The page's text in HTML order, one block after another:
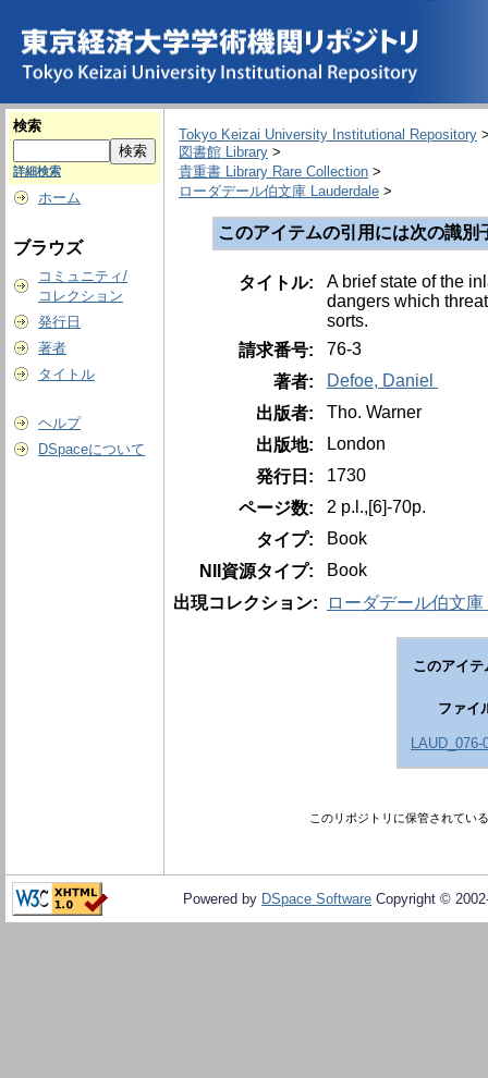
検索
詳細検索
ホーム
ブラウズ
コミュニティ/
コレクション
発行日
著者
タイトル
ヘルプ
DSpaceについて
Tokyo Keizai University Institutional Repository
図書館 Library >
貴重書 Library Rare Collection >
ローダデール伯文庫 Lauderdale >
このアイテムの引用には次の識
タイトル:
A brief state of the
dangers which
sorts.
請求番号:
76-3
著者:
Defoe, Daniel
出版者:
Tho. Warner
出版地:
London
発行日:
1730
ページ数:
2 p.l.,[6]-70p.
タイプ:
Book
NII資源タイプ:
Book
出現コレクション:
ローダデール伯文
このアイ
ファイ
LAUD_076-
このリポジトリに保管されてい
Powered by DSpace Software Copyright ©